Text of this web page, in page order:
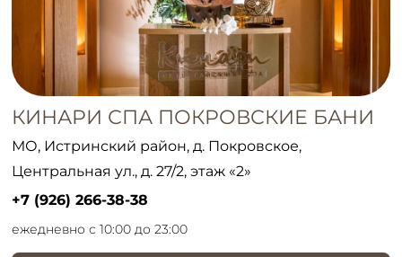
КИНАРИ СПА ПОКРОВСКИЕ БАНИ
МО, Истринский район, д. Покровское,
Центральная ул., д. 27/2, этаж «2»
+7 (926) 266-38-38
ежедневно с 10:00 до 23:00